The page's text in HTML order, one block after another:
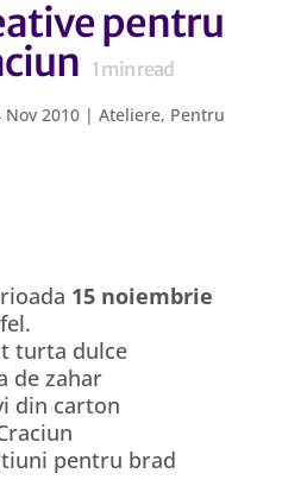
pentru
1 min read
Nov 2010| Ateliere, Pentru
15 noiembrie
turta dulce
de zahar
din carton
pentru brad